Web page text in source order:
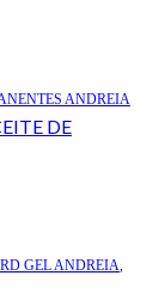
ANDREIA
DE
GEL ANDREIA,